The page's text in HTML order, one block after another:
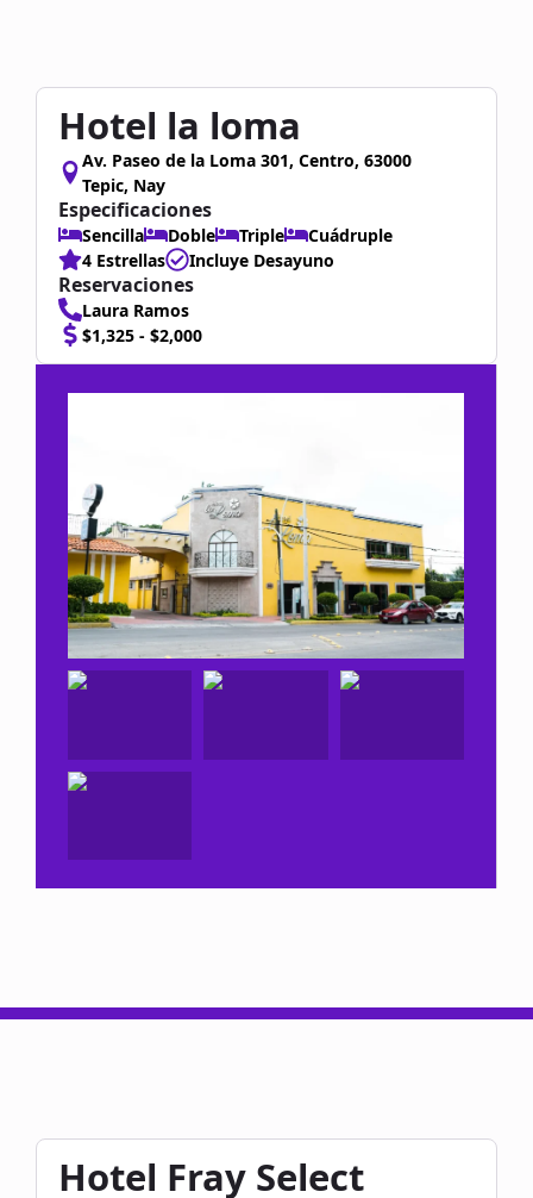
Hotel la loma
Av. Paseo de la Loma 301, Centro, 63000
Tepic, Nay
Especificaciones
Sencilla Doble Triple
Cuádruple
4 Estrellas
Incluye Desayuno
Reservaciones
Laura Ramos
$1,325 - $2,000
Hotel Fray Select